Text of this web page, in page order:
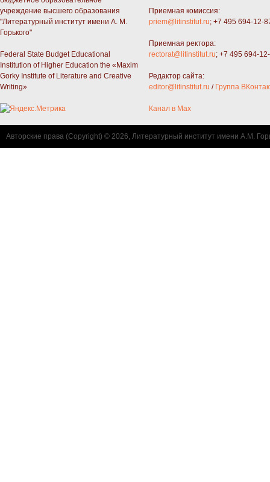
учреждение высшего образования
"Литературный институт имени А. М.
Горького"
Federal State Budget Educational
Institution of Higher Education the «Maxim
Gorky Institute of Literature and Creative
Writing»
Приемная комиссия:
priem@litinstitut.ru; +7 495 694-12-
Приемная ректора:
rectorat@litinstitut.ru; +7 495 694-
Редактор сайта:
editor@litinstitut.ru / Группа
Канал в Max
Авторские права (Copyright) © 2026, Литературный институт имени А.М.